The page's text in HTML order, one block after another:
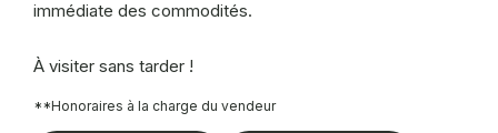
immédiate des commodités.
À visiter sans tarder !
**Honoraires à la charge du vendeur